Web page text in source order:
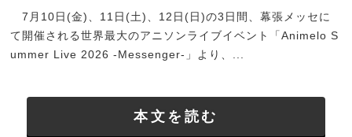
7月10日(金)、11日(土)、12日(日)の3日間、幕張メッセに
て開催される世界最大のアニソンライブイベント「Animelo S
ummer Live 2026 -Messenger-」より、...
本文を読む